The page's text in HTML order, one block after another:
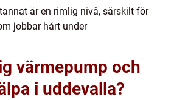
år en rimlig nivå, särskilt för
jobbar hårt under
värmepump och
i uddevalla?